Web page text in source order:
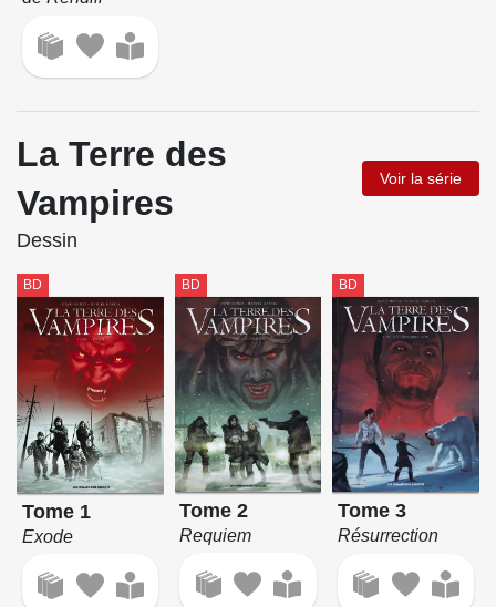
La Terre des
Vampires
Voir la série
Dessin
BD
Tome 1
Exode
BD
Tome 2
Requiem
BD
Tome 3
Résurrection